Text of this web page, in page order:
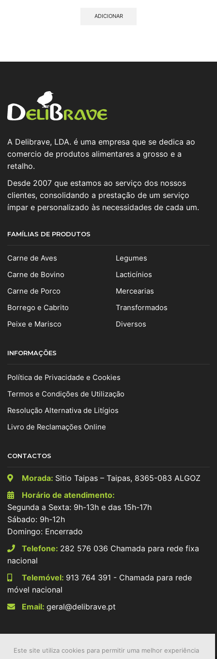
ADICIONAR
A Delibrave, LDA. é uma empresa que se dedica ao
comercio de produtos alimentares a grosso e a
retalho.
Desde 2007 que estamos ao serviço dos nossos
clientes, consolidando a prestação de um serviço
ímpar e personalizado às necessidades de cada um.
FAMÍLIAS DE PRODUTOS
Carne de Aves
Carne de Bovino
Carne de Porco
Borrego e Cabrito
Peixe e Marisco
Legumes
Lacticínios
Mercearias
Transformados
Diversos
INFORMAÇÕES
Política de Privacidade e Cookies
Termos e Condições de Utilização
Resolução Alternativa de Litígios
Livro de Reclamações Online
CONTACTOS
Morada: Sitio Taipas – Taipas, 8365-083 ALGOZ
Horário de atendimento:
Segunda a Sexta: 9h-13h e das 15h-17h
Sábado: 9h-12h
Domingo: Encerrado
Telefone: 282 576 036 Chamada para rede fixa
nacional
Telemóvel: 913 764 391 - Chamada para rede
móvel nacional
Email: geral@delibrave.pt
Este site utiliza cookies para permitir uma melhor experiência